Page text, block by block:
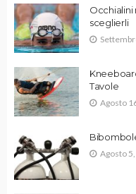
sceglierli
Tavole
Agosto
Agosto